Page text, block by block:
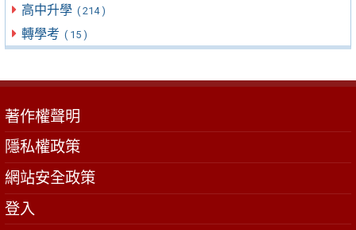
高中升學 ( 214 )
轉學考 ( 15 )
著作權聲明
隱私權政策
網站安全政策
登入